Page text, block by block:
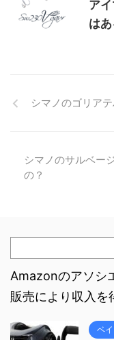
ア
はあ
シマノのゴリア
シマノのサルベー
の？
Amazonのアソシ
販売により収入を
ベ